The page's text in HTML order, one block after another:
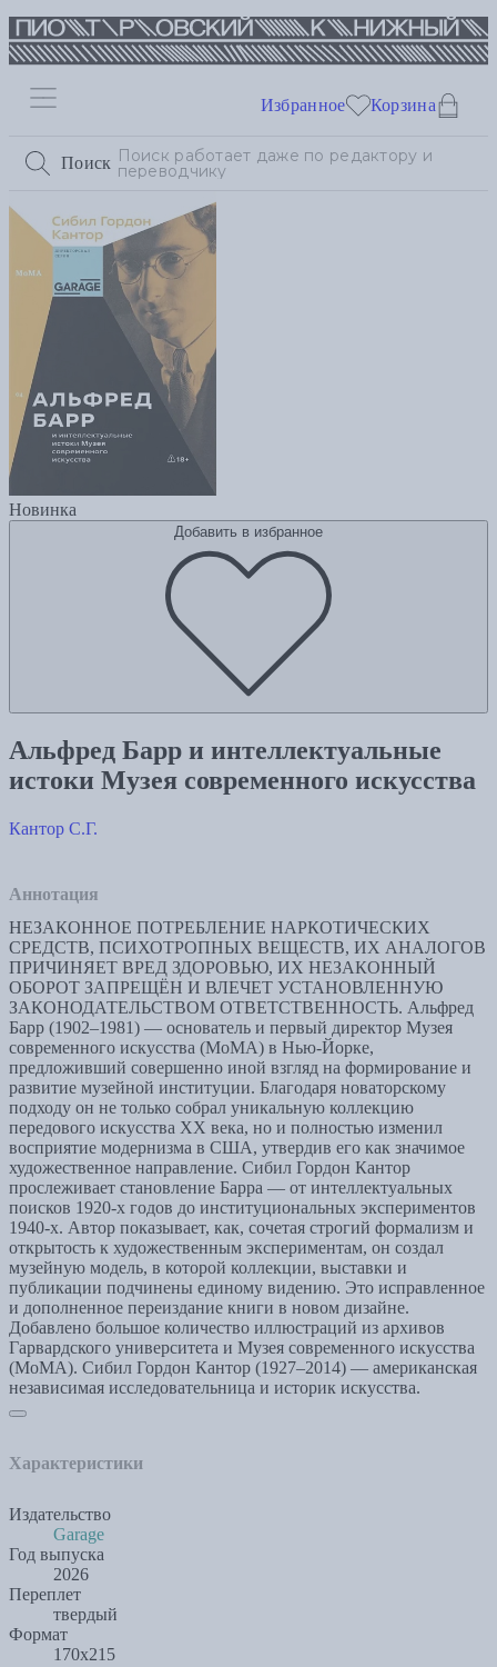
Поиск
Избранное Корзина
Новинка
Добавить в избранное
Альфред Барр и интеллектуальные
истоки Музея современного искусства
Кантор С.Г.
Аннотация
НЕЗАКОННОЕ ПОТРЕБЛЕНИЕ НАРКОТИЧЕСКИХ
СРЕДСТВ, ПСИХОТРОПНЫХ ВЕЩЕСТВ, ИХ АНАЛОГОВ
ПРИЧИНЯЕТ ВРЕД ЗДОРОВЬЮ, ИХ НЕЗАКОННЫЙ
ОБОРОТ ЗАПРЕЩЁН И ВЛЕЧЕТ УСТАНОВЛЕННУЮ
ЗАКОНОДАТЕЛЬСТВОМ ОТВЕТСТВЕННОСТЬ. Альфред
Барр (1902–1981) — основатель и первый директор Музея
современного искусства (МоМА) в Нью-Йорке,
предложивший совершенно иной взгляд на формирование и
развитие музейной институции. Благодаря новаторскому
подходу он не только собрал уникальную коллекцию
передового искусства XX века, но и полностью изменил
восприятие модернизма в США, утвердив его как значимое
художественное направление. Сибил Гордон Кантор
прослеживает становление Барра — от интеллектуальных
поисков 1920-х годов до институциональных экспериментов
1940-х. Автор показывает, как, сочетая строгий формализм и
открытость к художественным экспериментам, он создал
музейную модель, в которой коллекции, выставки и
публикации подчинены единому видению. Это исправленное
и дополненное переиздание книги в новом дизайне.
Добавлено большое количество иллюстраций из архивов
Гарвардского университета и Музея современного искусства
(МоМА). Сибил Гордон Кантор (1927–2014) — американская
независимая исследовательница и историк искусства.
Характеристики
Издательство
Garage
Год выпуска
2026
Переплет
твердый
Формат
170х215